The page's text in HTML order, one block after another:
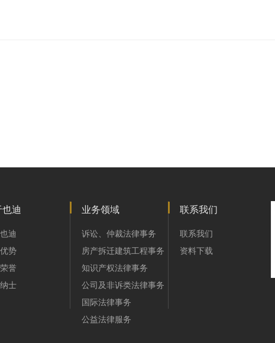
也迪
迪
势
誉
士
业务领域
诉讼、仲裁法律事务
房产拆迁建筑工程事务
知识产权法律事务
公司及非诉类法律事务
国际法律事务
公益法律服务
联系我们
联系我们
资料下载